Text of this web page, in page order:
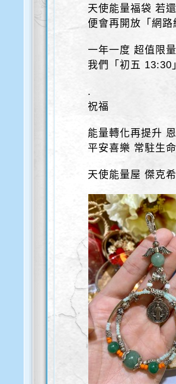
天使能量福袋 若
便會再開放「網
一年一度 超值限
我們「初五 13:30
.
祝福
能量轉化再提升
平安喜樂 常駐生
天使能量屋 傑克希